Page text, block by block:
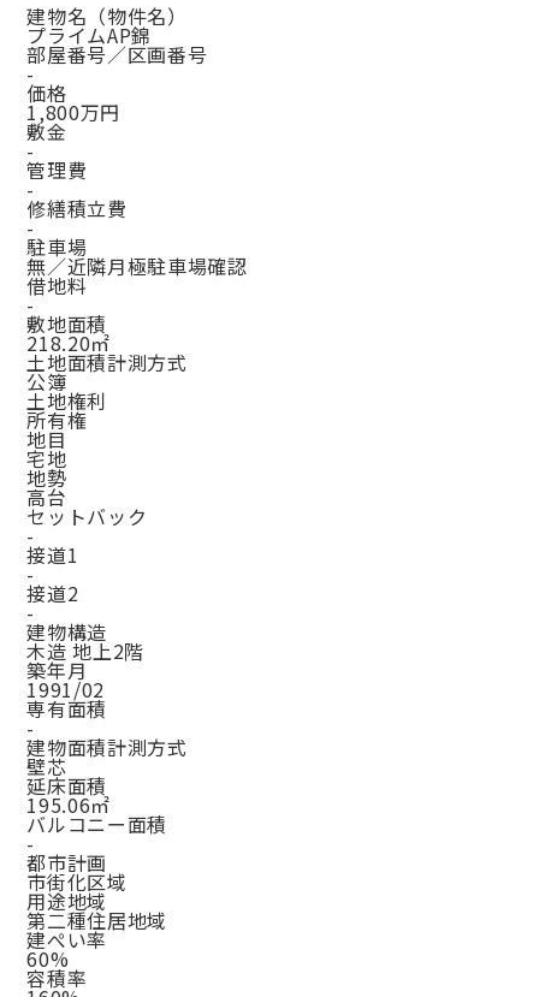
建物名（物件名）
プライムAP錦
部屋番号／区画番号
-
価格
1,800万円
敷金
-
管理費
-
修繕積立費
-
駐車場
無／近隣月極駐車場確認
借地料
-
敷地面積
218.20㎡
土地面積計測方式
公簿
土地権利
所有権
地目
宅地
地勢
高台
セットバック
-
接道1
-
接道2
-
建物構造
木造 地上2階
築年月
1991/02
専有面積
-
建物面積計測方式
壁芯
延床面積
195.06㎡
バルコニー面積
-
都市計画
市街化区域
用途地域
第二種住居地域
建ぺい率
60%
容積率